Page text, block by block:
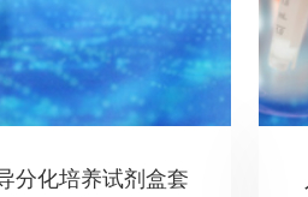
分化培养试剂盒套